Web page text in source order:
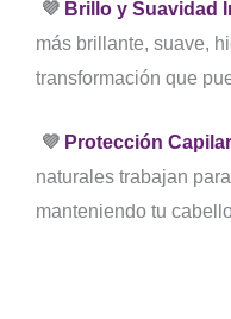
💜 Brillo y Suavidad
más brillante, suave,
transformación que
💜 Protección
naturales trabajan
manteniendo tu